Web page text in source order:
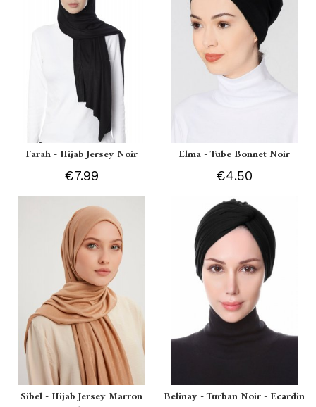
Farah - Hijab Jersey Noir
€7.99
Elma - Tube Bonnet Noir
€4.50
Sibel - Hijab Jersey Marron
Belinay - Turban Noir - Ecardin